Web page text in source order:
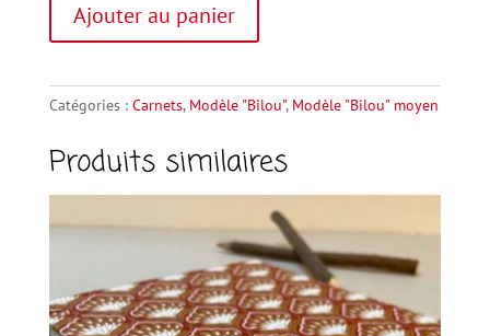
"Bilou"
8
Ajouter au panier
r
a
t
i
v
e
:
Catégories : Carnets, Modèle "Bilou", Modèle "Bilou" moyen
Produits similaires